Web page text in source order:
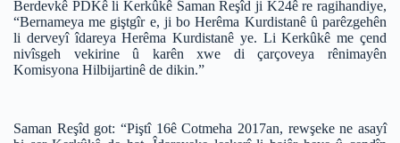
Berdevkê PDKê li Kerkûkê Saman Reşîd ji K24ê re ragihandiye,
“Bernameya me giştgîr e, ji bo Herêma Kurdistanê û parêzgehên
li derveyî îdareya Herêma Kurdistanê ye. Li Kerkûkê me çend
nivîsgeh vekirine û karên xwe di çarçoveya rênimayên
Komisyona Hilbijartinê de dikin.”
Saman Reşîd got: “Piştî 16ê Cotmeha 2017an, rewşeke ne asayî